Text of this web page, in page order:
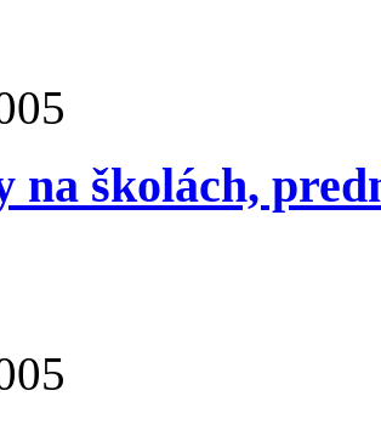
školách,